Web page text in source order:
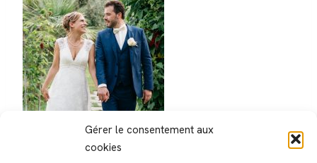
Gérer le consentement aux
cookies